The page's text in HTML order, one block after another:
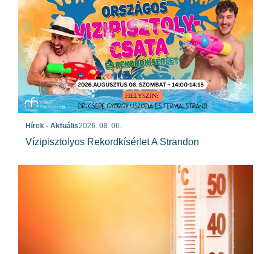
Hírek - Aktuális2026. 08. 06.
Vízipisztolyos Rekordkísérlet A Strandon